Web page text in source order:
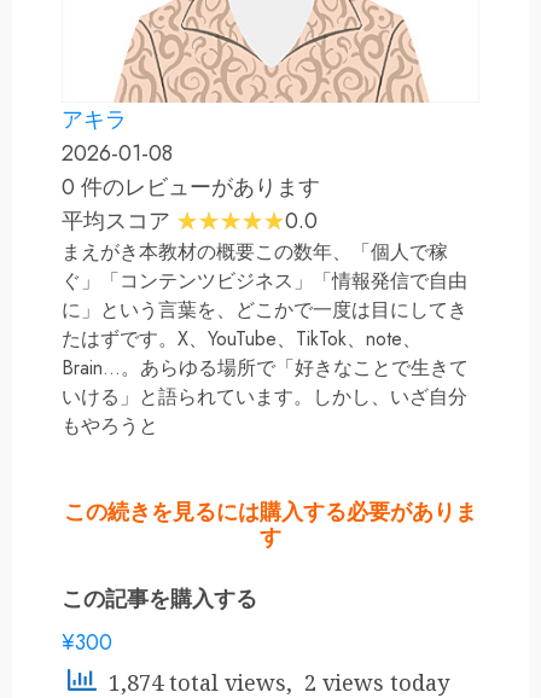
アキラ
2026-01-08
0 件のレビューがあります
平均スコア
0.0
まえがき本教材の概要この数年、「個人で稼
ぐ」「コンテンツビジネス」「情報発信で自由
に」という言葉を、どこかで一度は目にしてき
たはずです。X、YouTube、TikTok、note、
Brain…。あらゆる場所で「好きなことで生きて
いける」と語られています。しかし、いざ自分
もやろうと
この続きを見るには購入する必要がありま
す
この記事を購入する
¥300
1,874 total views, 2 views today